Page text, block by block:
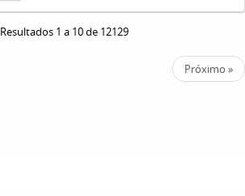
Resultados 1 a 10 de 12129
Próximo »